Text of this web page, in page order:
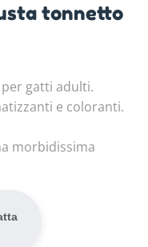
tonnetto
gatti adulti.
e coloranti.
morbidissima